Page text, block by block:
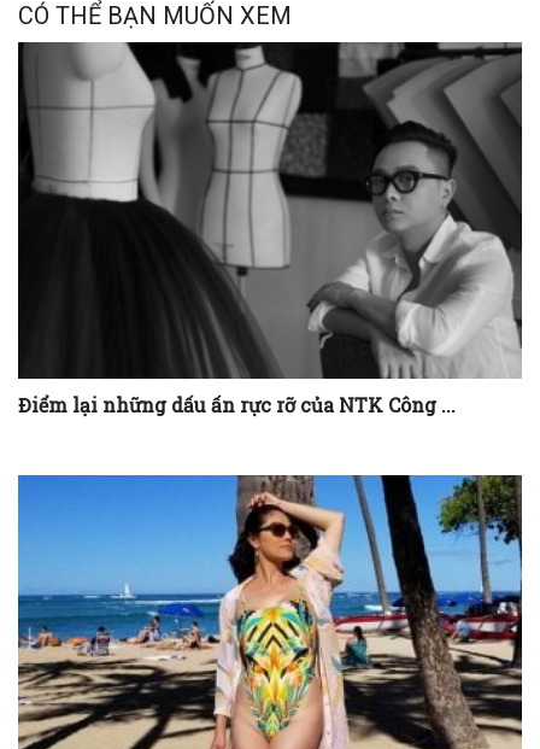
CÓ THỂ BẠN MUỐN XEM
Điểm lại những dấu ấn rực rỡ của NTK Công ...